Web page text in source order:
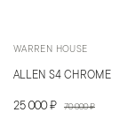
WARREN HOUSE
ALLEN S4 CHROME
25 000 ₽ 70 000 ₽